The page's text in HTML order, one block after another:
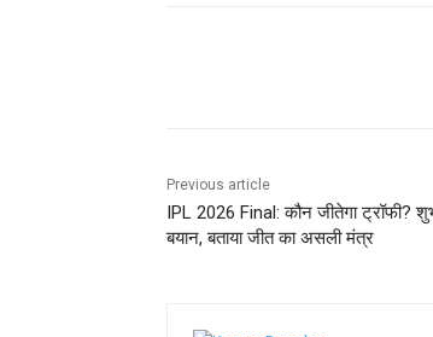
Previous article
IPL 2026 Final: कौन जीतेगा ट्रॉफी?
बयान, बताया जीत का असली मंत्र